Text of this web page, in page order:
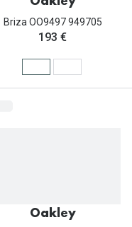
Briza OO9497 949705
193 €
Oakley